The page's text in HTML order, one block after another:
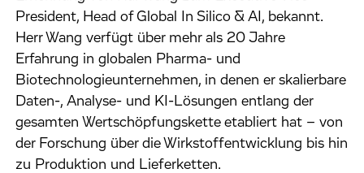
President, Head of Global In Silico & AI, bekannt.
Herr Wang verfügt über mehr als 20 Jahre
Erfahrung in globalen Pharma- und
Biotechnologieunternehmen, in denen er skalierbare
Daten-, Analyse- und KI-Lösungen entlang der
gesamten Wertschöpfungskette etabliert hat – von
der Forschung über die Wirkstoffentwicklung bis hin
zu Produktion und Lieferketten.